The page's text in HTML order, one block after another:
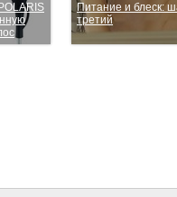
Питание и блеск:
третий